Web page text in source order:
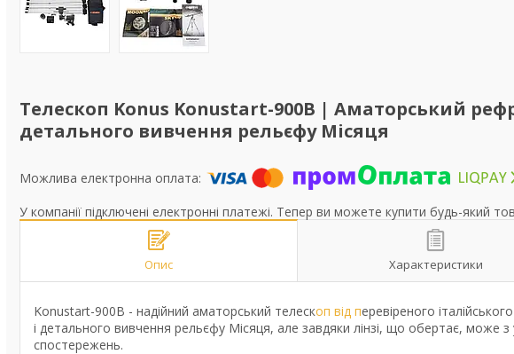
Телескоп Konus Konustart-900B | Аматорський
детального вивчення рельєфу Місяця
У компанії підключені електронні платежі. Тепер ви можете купити будь-який
Опис Характеристики
Konustart-900B - надійний аматорський телескоп від перевіреного
і детального вивчення рельєфу Місяця, але завдяки лінзі, що обертає, може
спостережень.